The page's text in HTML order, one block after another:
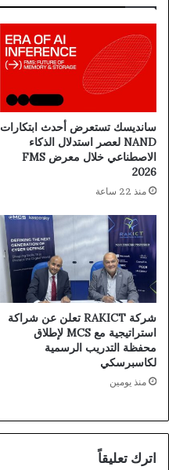
سانديسك تستعرض أحدث ابتكارات
NAND لعصر استدلال الذكاء
الاصطناعي خلال معرض FMS
2026
منذ 22 ساعة
شركة RAKICT تعلن عن شراكة
استراتيجية مع MCS لإطلاق
محفظة التدريب الرسمية
لكاسبرسكي
منذ يومين
اترك تعليقاً